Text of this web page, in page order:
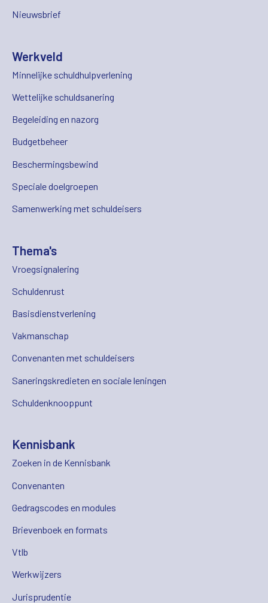
Nieuwsbrief
Werkveld
Minnelijke schuldhulpverlening
Wettelijke schuldsanering
Begeleiding en nazorg
Budgetbeheer
Beschermingsbewind
Speciale doelgroepen
Samenwerking met schuldeisers
Thema's
Vroegsignalering
Schuldenrust
Basisdienstverlening
Vakmanschap
Convenanten met schuldeisers
Saneringskredieten en sociale leningen
Schuldenknooppunt
Kennisbank
Zoeken in de Kennisbank
Convenanten
Gedragscodes en modules
Brievenboek en formats
Vtlb
Werkwijzers
Jurisprudentie